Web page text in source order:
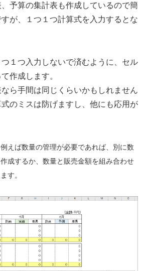
予算の集計表も作成しているので簡
が、１つ１つ計算式を入力するとな
１つ入力しないで済むように、セル
作成します。
ら手間は同じくらいかもしれません
のミスは防げますし、他にも応用が
えば数量の管理が必要であれば、別に数
成するか、数量と販売金額を組み合わせ
す。